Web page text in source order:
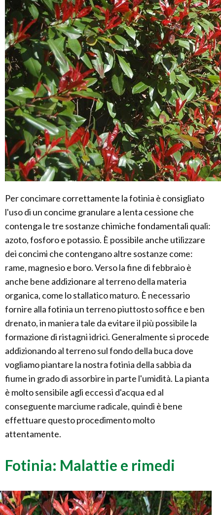
Per concimare correttamente la fotinia è consigliato
l'uso di un concime granulare a lenta cessione che
contenga le tre sostanze chimiche fondamentali quali:
azoto, fosforo e potassio. È possibile anche utilizzare
dei concimi che contengano altre sostanze come:
rame, magnesio e boro. Verso la fine di febbraio è
anche bene addizionare al terreno della materia
organica, come lo stallatico maturo. È necessario
fornire alla fotinia un terreno piuttosto soffice e ben
drenato, in maniera tale da evitare il più possibile la
formazione di ristagni idrici. Generalmente si procede
addizionando al terreno sul fondo della buca dove
vogliamo piantare la nostra fotinia della sabbia da
fiume in grado di assorbire in parte l'umidità. La pianta
è molto sensibile agli eccessi d'acqua ed al
conseguente marciume radicale, quindi è bene
effettuare questo procedimento molto
attentamente.
Fotinia: Malattie e rimedi